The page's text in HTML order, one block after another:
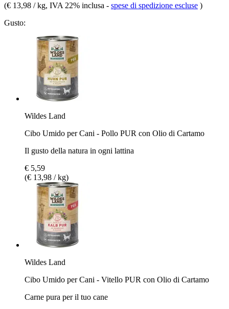
(€ 13,98 / kg, IVA 22% inclusa - spese di spedizione escluse )
Gusto:
Wildes Land
Cibo Umido per Cani - Pollo PUR con Olio di Cartamo
Il gusto della natura in ogni lattina
€ 5,59
(€ 13,98 / kg)
Wildes Land
Cibo Umido per Cani - Vitello PUR con Olio di Cartamo
Carne pura per il tuo cane